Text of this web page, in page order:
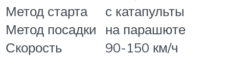
Метод старта
с катапульты
Метод посадки
на парашюте
Скорость
90-150 км/ч